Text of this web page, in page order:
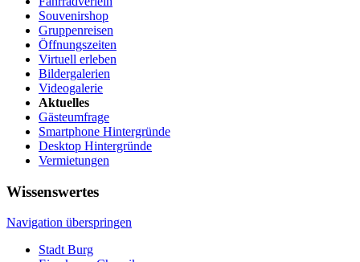
Souvenirshop
Gruppenreisen
Öffnungszeiten
Virtuell erleben
Bildergalerien
Videogalerie
Aktuelles
Gästeumfrage
Smartphone Hintergründe
Desktop Hintergründe
Vermietungen
Wissenswertes
Navigation überspringen
Stadt Burg